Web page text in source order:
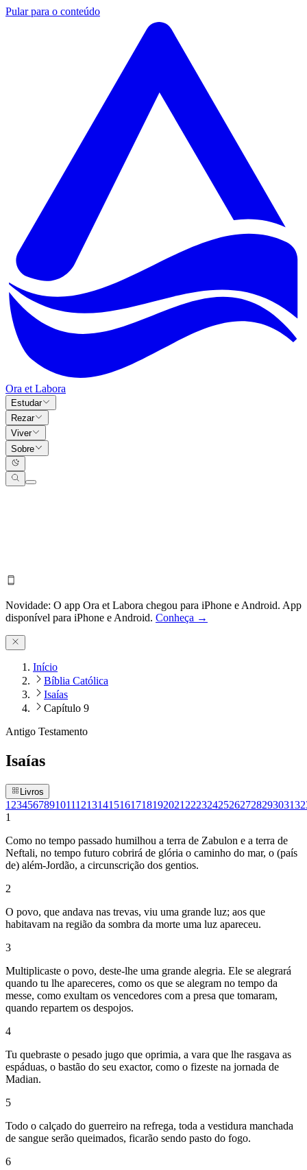
Pular para o conteúdo
Ora et Labora
Estudar
Rezar
Viver
Sobre
Novidade: O app Ora et Labora chegou para iPhone e Android. App
disponível para iPhone e Android. Conheça →
Início
Bíblia Católica
Isaías
Capítulo 9
Antigo Testamento
Isaías
Livros
1 23456789101112131415161718192021 2223242526272829303132
1
Como no tempo passado humilhou a terra de Zabulon e a terra de
Neftali, no tempo futuro cobrirá de glória o caminho do mar, o (país
de) além-Jordão, a circunscrição dos gentios.
2
O povo, que andava nas trevas, viu uma grande luz; aos que
habitavam na região da sombra da morte uma luz apareceu.
3
Multiplicaste o povo, deste-lhe uma grande alegria. Ele se alegrará
quando tu lhe apareceres, como os que se alegram no tempo da
messe, como exultam os vencedores com a presa que tomaram,
quando repartem os despojos.
4
Tu quebraste o pesado jugo que oprimia, a vara que lhe rasgava as
espáduas, o bastão do seu exactor, como o fizeste na jornada de
Madian.
5
Todo o calçado do guerreiro na refrega, toda a vestidura manchada
de sangue serão queimados, ficarão sendo pasto do fogo.
6